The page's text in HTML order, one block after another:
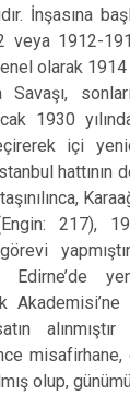
İnşasına
1912-
olarak
Savaşı,
1930
içi
217),
Edirne’de
olup,